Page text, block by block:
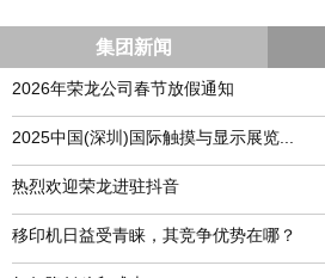
集团新闻
2026年荣龙公司春节放假通知
​2025中国(深圳)国际触摸与显示展览...
热烈欢迎荣龙进驻抖音
移印机日益受青睐，其竞争优势在哪？